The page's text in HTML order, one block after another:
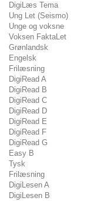
DigiLæs Tema
Ung Let (Seismo)
Unge og voksne
Voksen FaktaLet
Grønlandsk
Engelsk
Frilæsning
DigiRead A
DigiRead B
DigiRead C
DigiRead D
DigiRead E
DigiRead F
DigiRead G
Easy B
Tysk
Frilæsning
DigiLesen A
DigiLesen B